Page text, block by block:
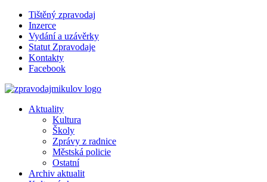
Tištěný zpravodaj
Inzerce
Vydání a uzávěrky
Statut Zpravodaje
Kontakty
Facebook
Aktuality
Kultura
Školy
Zprávy z radnice
Městská policie
Ostatní
Archiv aktualit